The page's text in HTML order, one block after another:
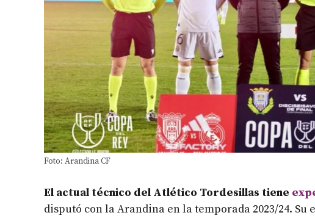
Foto: Arandina CF
El actual técnico del Atlético Tordesillas tiene
disputó con la Arandina en la temporada 2023/24.